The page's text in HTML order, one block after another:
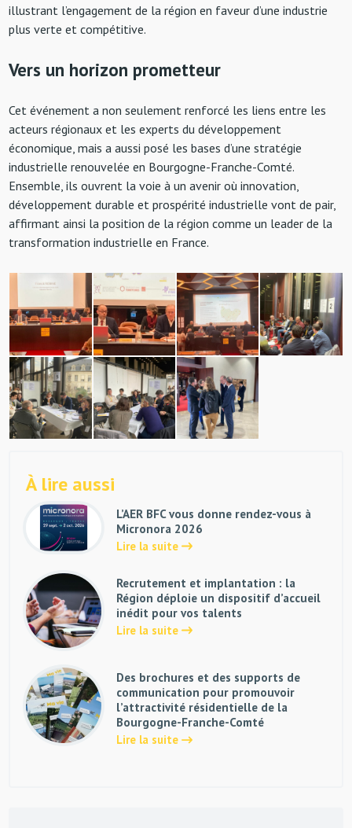
illustrant l’engagement de la région en faveur d’une industrie
plus verte et compétitive.
Vers un horizon prometteur
Cet événement a non seulement renforcé les liens entre les
acteurs régionaux et les experts du développement
économique, mais a aussi posé les bases d’une stratégie
industrielle renouvelée en Bourgogne-Franche-Comté.
Ensemble, ils ouvrent la voie à un avenir où innovation,
développement durable et prospérité industrielle vont de pair,
affirmant ainsi la position de la région comme un leader de la
transformation industrielle en France.
À lire aussi
L’AER BFC vous donne rendez-vous à
Micronora 2026
Lire la suite
Recrutement et implantation : la
Région déploie un dispositif d’accueil
inédit pour vos talents
Lire la suite
Des brochures et des supports de
communication pour promouvoir
l’attractivité résidentielle de la
Bourgogne-Franche-Comté
Lire la suite